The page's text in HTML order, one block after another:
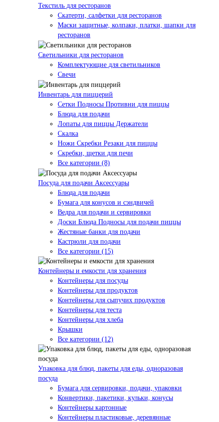
Текстиль для ресторанов
Скатерти, салфетки для ресторанов
Маски защитные, колпаки, платки, шапки для
ресторанов
Светильники для ресторанов
Комплектующие для светильников
Свечи
Инвентарь для пиццерий
Сетки Подносы Противни для пиццы
Блюда для подачи
Лопаты для пиццы Держатели
Скалка
Ножи Скребки Резаки для пиццы
Скребки, щетки для печи
Все категории (8)
Посуда для подачи Аксессуары
Блюда для подачи
Бумага для конусов и сэндвичей
Ведра для подачи и сервировки
Доски Блюда Подносы для подачи пиццы
Жестяные банки для подачи
Кастрюли для подачи
Все категории (15)
Контейнеры и емкости для хранения
Контейнеры для посуды
Контейнеры для продуктов
Контейнеры для сыпучих продуктов
Контейнеры для теста
Контейнеры для хлеба
Крышки
Все категории (12)
Упаковка для блюд, пакеты для еды, одноразовая
посуда
Бумага для сервировки, подачи, упаковки
Конвертики, пакетики, кульки, конусы
Контейнеры картонные
Контейнеры пластиковые, деревянные